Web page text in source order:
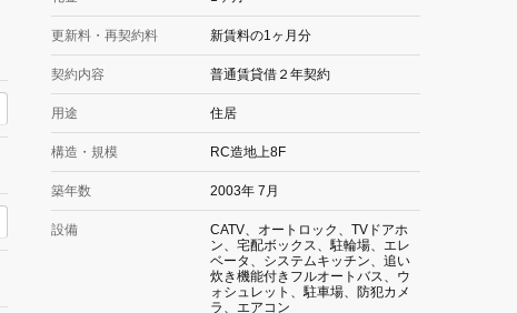
更新料・再契約料 新賃料の1ヶ月分
契約内容 普通賃貸借２年契約
用途 住居
構造・規模 RC造地上8F
築年数 2003年 7月
設備
CATV、オートロック、TVドアホ
ン、宅配ボックス、駐輪場、エレ
ベータ、システムキッチン、追い
炊き機能付きフルオートバス、ウ
ォシュレット、駐車場、防犯カメ
ラ、エアコン